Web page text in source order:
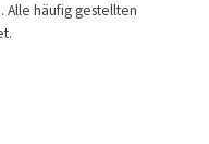
Alle häufig gestellten